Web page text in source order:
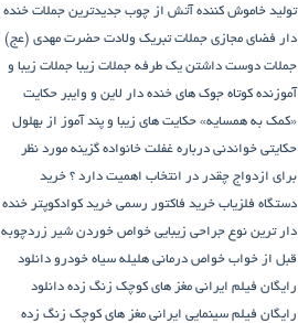
تولید خاموش کننده آتش از چوب جدیدترین جملات خنده
دار فضای مجازی جملات تبریک ولادت حضرت مهدی (عج)
جملات دوست داشتن یک طرفه جملات زیبا جملات زیبا و
آموزنده کوتاه جوک های خنده دار لاین و وایبر حکایت
«کمک به همسایه» حکایت های زیبا و پند آموز از بهلول
حکایتی خواندنی درباره غفلت خانواده گزینه مورد نظر
برای ازدواج چقدر در انتخاب اهمیت دارد ؟ خرید
دستگاه فلزیاب خرید فاکتور رسمی خرید کوادکوپتر خنده
دار ترین نوع جراحی زیبایی خواص خوردن شیر زردچوبه
قبل از خواب خواص درمانی هلیله سیاه خودرو دانلود
رایگان فیلم ایرانی مغز های کوچک زنگ زده دانلود
رایگان فیلم سینمایی ایرانی مغز های کوچک زنگ زده